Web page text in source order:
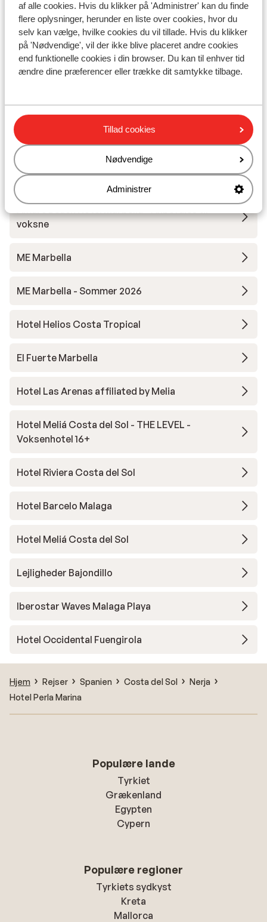
af alle cookies. Hvis du klikker på 'Administrer' kan du finde
flere oplysninger, herunder en liste over cookies, hvor du
selv kan vælge, hvilke cookies du vil tillade. Hvis du klikker
på 'Nødvendige', vil der ikke blive placeret andre cookies
end funktionelle cookies i din browser. Du kan til enhver tid
ændre dine præferencer eller trække dit samtykke tilbage.
Tillad cookies
Nødvendige
Administrer
Afstand til centrum: ca. 500 meter
Afstand til lufthavn ca. 70 kilometer
Afstand til nærmeste butikker ca. 500 meter
Nærmeste restaurant ca. 500 meter
Sol
Hotel H10 Croma Malaga
Hotel Ikos Andalusia
voksne
ME Marbella
ME Marbella - Sommer 2026
Hotel Helios Costa Tropical
El Fuerte Marbella
Hotel Las Arenas affiliated by Melia
Hotel Meliá Costa del Sol - THE LEVEL -
Voksenhotel 16+
Hotel Riviera Costa del Sol
Hotel Barcelo Malaga
Hotel Meliá Costa del Sol
Lejligheder Bajondillo
Iberostar Waves Malaga Playa
Hotel Occidental Fuengirola
Hjem Rejser Spanien Costa del Sol
Nerja
Hotel Perla Marina
Populære lande
Tyrkiet
Grækenland
Egypten
Cypern
Populære regioner
Tyrkiets sydkyst
Kreta
Mallorca